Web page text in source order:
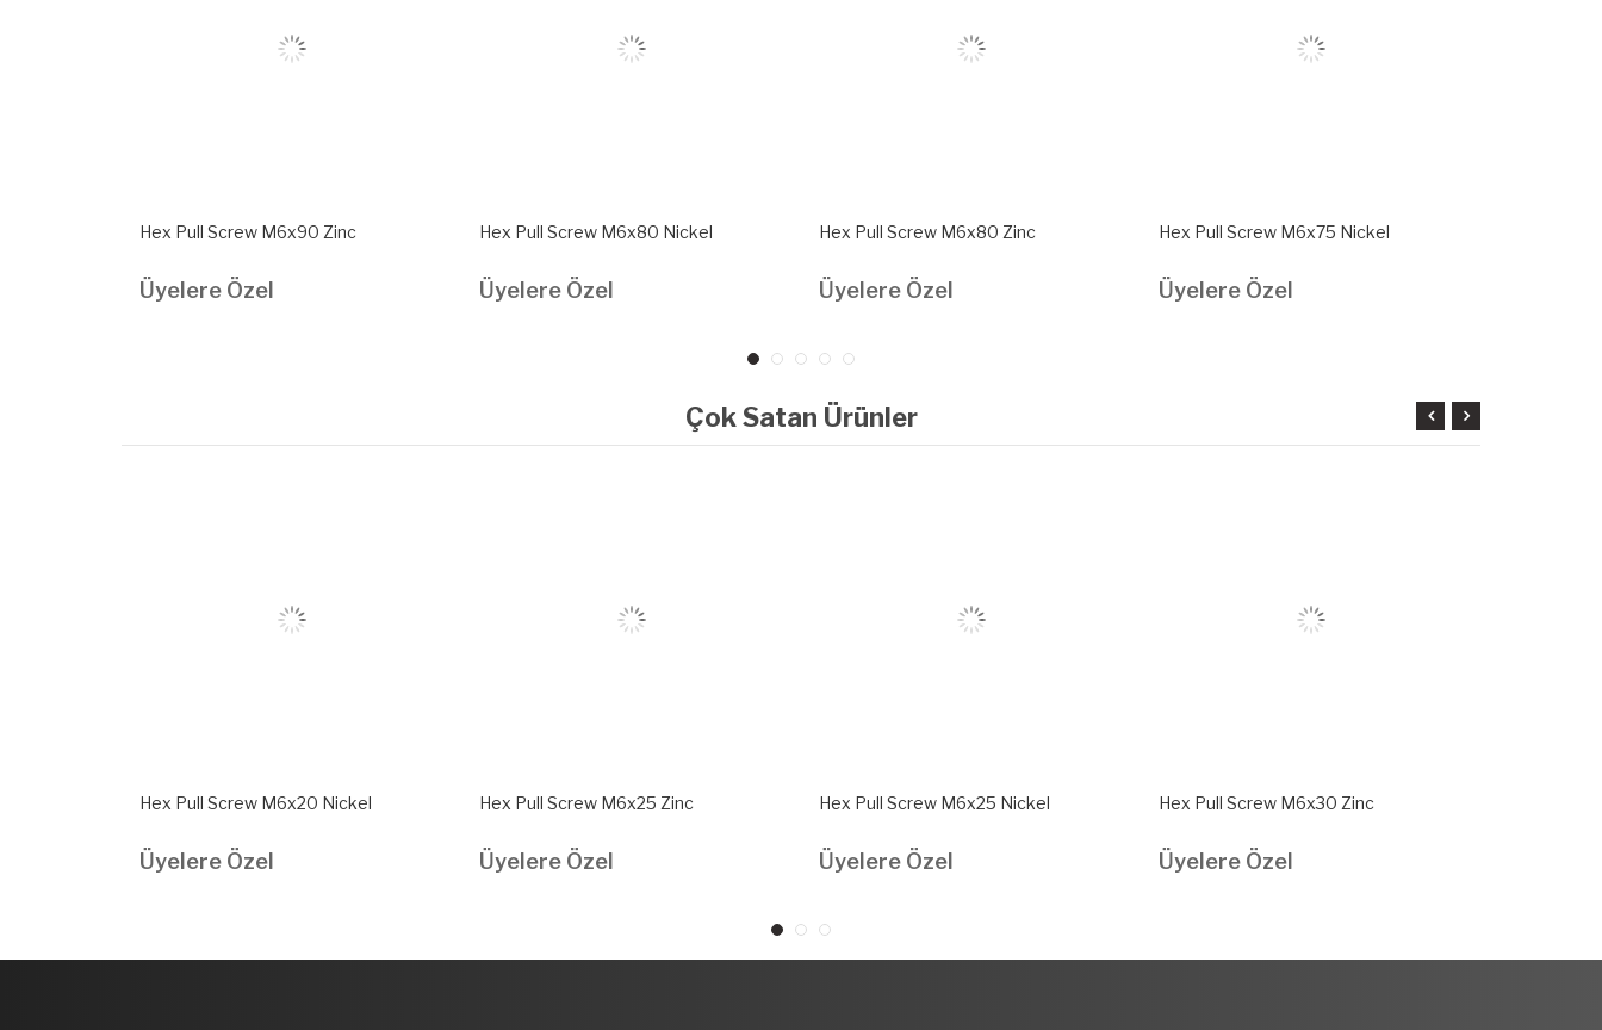
Hex Pull Screw M6x90 Zinc
Üyelere Özel
Hex Pull Screw M6x80 Nickel
Üyelere Özel
Hex Pull Screw M6x80 Zinc
Üyelere Özel
Hex Pull Screw M6x75 Nickel
Üyelere Özel
Çok Satan Ürünler
Hex Pull Screw M6x20 Nickel
Üyelere Özel
Hex Pull Screw M6x25 Zinc
Üyelere Özel
Hex Pull Screw M6x25 Nickel
Üyelere Özel
Hex Pull Screw M6x30 Zinc
Üyelere Özel